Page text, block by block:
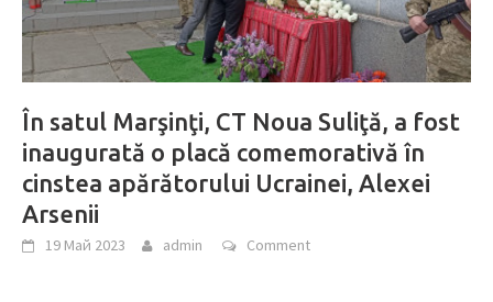
În satul Marşinţi, CT Noua Suliţă, a fost
inaugurată o placă comemorativă în
cinstea apărătorului Ucrainei, Alexei
Arsenii
19 Май 2023 admin Comment